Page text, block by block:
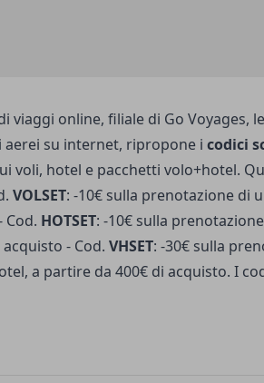
viaggi online, filiale di Go Voyages,
su internet, ripropone i codici
voli, hotel e pacchetti volo+hotel.
VOLSET: -10€ sulla prenotazione di
Cod. HOTSET: -10€ sulla
- Cod. VHSET: -30€ sulla
a partire da 400€ di acquisto. I